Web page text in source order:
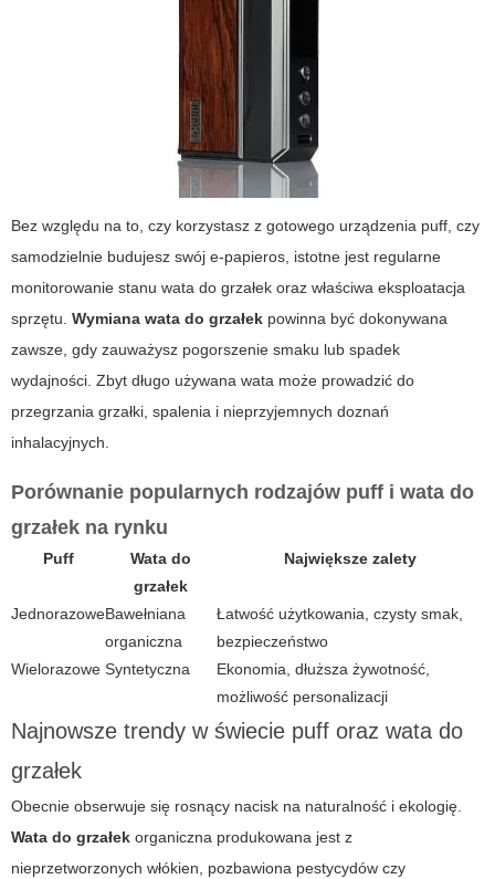
Bez względu na to, czy korzystasz z gotowego urządzenia puff , czy
samodzielnie budujesz swój e-papieros, istotne jest regularne
monitorowanie stanu wata do grzałek oraz właściwa eksploatacja
sprzętu. Wymiana wata do grzałek powinna być dokonywana
zawsze, gdy zauważysz pogorszenie smaku lub spadek
wydajności. Zbyt długo używana wata może prowadzić do
przegrzania grzałki, spalenia i nieprzyjemnych doznań
inhalacyjnych.
Porównanie popularnych rodzajów puff i wata do
grzałek na rynku
Puff
Wata do
grzałek
Największe zalety
JednorazoweBawełniana
organiczna
Łatwość użytkowania, czysty smak,
bezpieczeństwo
Wielorazowe Syntetyczna
Ekonomia, dłuższa żywotność,
możliwość personalizacji
Najnowsze trendy w świecie puff oraz wata do
grzałek
Obecnie obserwuje się rosnący nacisk na naturalność i ekologię.
Wata do grzałek organiczna produkowana jest z
nieprzetworzonych włókien, pozbawiona pestycydów czy